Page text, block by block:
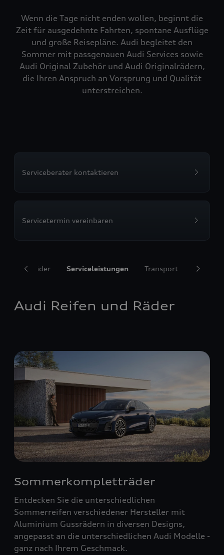
Wenn die Tage nicht enden wollen, beginnt die
Zeit für ausgedehnte Fahrten, spontane Ausflüge
und große Reisepläne. Audi begleitet den
Sommer mit passgenauen Audi Services sowie
Audi Original Zubehör und Audi Originalrädern,
die Ihren Anspruch an Vorsprung und Qualität
unterstreichen.
Serviceberater kontaktieren
Servicetermin vereinbaren
und Räder Serviceleistungen Transport
Audi Reifen und Räder
Sommerkompletträder
Entdecken Sie die unterschiedlichen
Sommerreifen verschiedener Hersteller mit
Aluminium Gussrädern in diversen Designs,
angepasst an die unterschiedlichen Audi Modelle -
ganz nach Ihrem Geschmack.